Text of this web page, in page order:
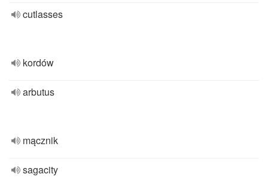
cutlasses
kordów
arbutus
mącznik
sagacity